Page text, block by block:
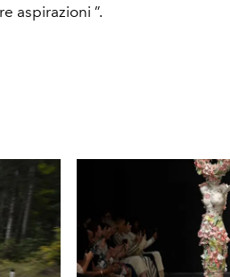
aspirazioni ”.